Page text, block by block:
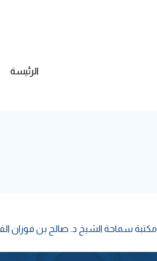
الرئيسة
مكتبة سماحة الشيخ د. صالح بن فوزان